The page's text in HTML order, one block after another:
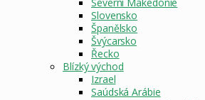
Slovensko
Španělsko
Švýcarsko
Řecko
Blízký východ
Izrael
Saúdská Arábie